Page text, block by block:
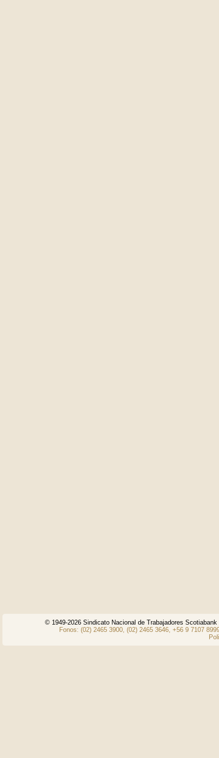
© 1949-2026 Sindicato Nacional de Trabajadores
Fonos: (02) 2465 3900, (02) 2465 3646, +56 9 7107